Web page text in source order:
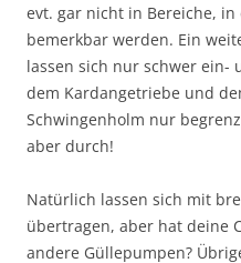
evt. gar nicht in Bereiche,
bemerkbar werden. Ein
lassen sich nur schwer ein-
dem Kardangetriebe und
Schwingenholm nur
aber durch!
Natürlich lassen sich mit
übertragen, aber hat deine
andere Güllepumpen?